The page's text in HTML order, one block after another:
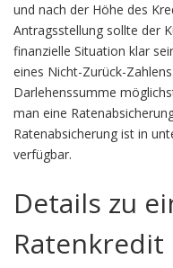
und nach der Höhe des
Antragsstellung sollte der
finanzielle Situation klar
eines Nicht-Zurück-
Darlehenssumme
man eine
Ratenabsicherung ist in
verfügbar.
Details zu
Ratenkredit